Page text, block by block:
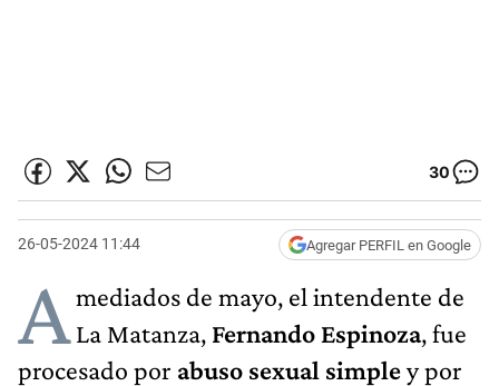
30
26-05-2024 11:44 Agregar PERFIL en Google
Amediados de mayo, el intendente de
La Matanza, Fernando Espinoza, fue
procesado por abuso sexual simpley por